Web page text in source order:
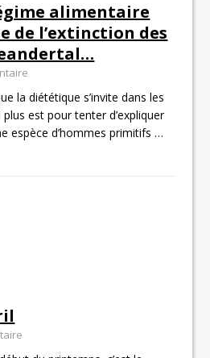
alimentaire
de l’extinction des
la diététique s’invite dans les
est pour tenter d’expliquer
espèce d’hommes primitifs…